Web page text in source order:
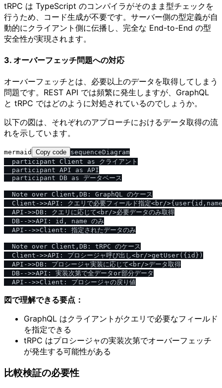
tRPC は TypeScript のコンパイラがそのまま型チェックを
行うため、コード生成が不要です。サーバー側の型定義が自
動的にクライアント側に伝播し、完全な End-to-End の型
安全性が実現されます。
3. オーバーフェッチ問題への対応
オーバーフェッチとは、必要以上のデータを取得してしまう
問題です。REST API では頻繁に発生しますが、GraphQL
と tRPC ではどのように対処されているのでしょうか。
以下の図は、それぞれのアプローチにおけるデータ取得の流
れを示しています。
mermaid Copy code sequenceDiagram
  participant Client as クライアント
  participant API as API
  participant DB as データベース
  Note over Client,DB: GraphQL のケース
Client->>API: クエリで必要フィールド指定<br/
  API->>DB: クエリに応じて<br/>必要データのみ取得
  DB-->>API: id, name のみ
  API-->>Client: 指定されたデータのみ
  Note over Client,DB: tRPC のケース
  Client->>API: プロシージャ呼び出し<br/>getUser({id})
  API->>DB: プロシージャ実装に応じて<br/>データ取得
  DB-->>API: 実装次第で全データor部分データ
図で理解できる要点：
GraphQL はクライアントがクエリで必要なフィールド
を指定できる
tRPC はプロシージャの実装次第でオーバーフェッチ
が発生する可能性がある
比較検証の必要性